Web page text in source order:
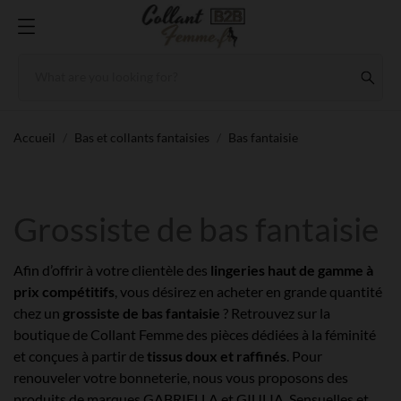
Accueil Bas et collants fantaisies Bas fantaisie
Afin d’offrir à votre clientèle des lingeries haut de gamme à
prix compétitifs, vous désirez en acheter en grande quantité
chez un grossiste de bas fantaisie ? Retrouvez sur la
boutique de Collant Femme des pièces dédiées à la féminité
et conçues à partir de tissus doux et raffinés. Pour
renouveler votre bonneterie, nous vous proposons des